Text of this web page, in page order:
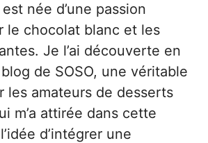
née d’une passion
le chocolat blanc et les
Je l’ai découverte en
de SOSO, une véritable
les amateurs de desserts
m’a attirée dans cette
d’intégrer une